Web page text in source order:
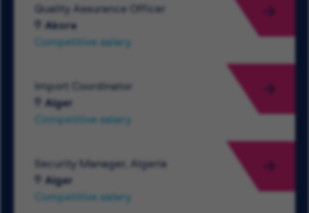
Quality Assurance Officer
Akora
Competitive salary
Import Coordinator
Alger
Competitive salary
Security Manager, Algeria
Alger
Competitive salary